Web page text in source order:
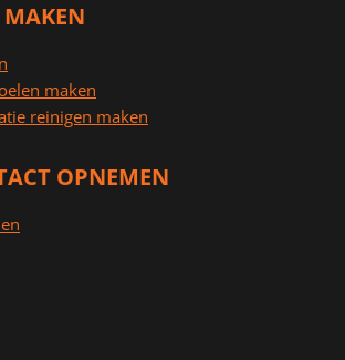
MAKEN
maken
reinigen maken
OPNEMEN